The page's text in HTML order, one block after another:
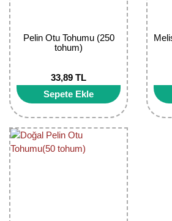
Pelin Otu Tohumu (250
tohum)
33,89 TL
Sepete Ekle